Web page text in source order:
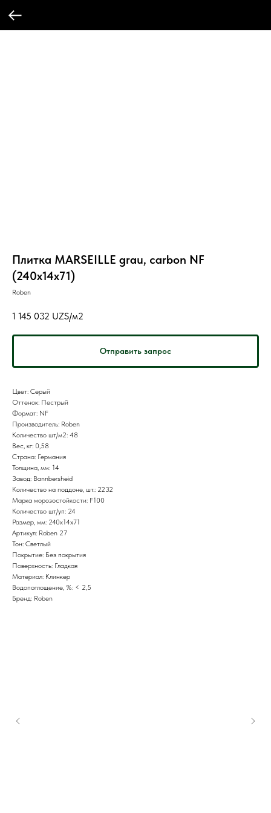
Плитка MARSEILLE grau, carbon NF
(240x14x71)
Roben
1 145 032 UZS/м2
Отправить запрос
Цвет: Серый
Оттенок: Пестрый
Формат: NF
Производитель: Roben
Количество шт/м2: 48
Вес, кг: 0,58
Страна: Германия
Толщина, мм: 14
Завод: Bannbersheid
Количество на поддоне, шт.: 2232
Марка морозостойкости: F100
Количество шт/уп: 24
Размер, мм: 240x14x71
Артикул: Roben 27
Тон: Светлый
Покрытие: Без покрытия
Поверхность: Гладкая
Материал: Клинкер
Водопоглощение, %: < 2,5
Бренд: Roben